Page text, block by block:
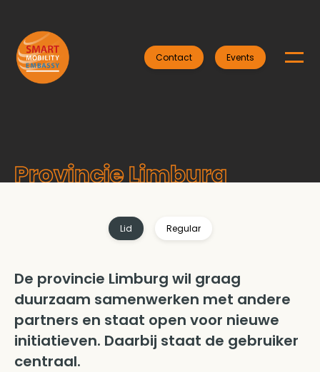
Contact Events
Provincie Limburg
Lid Regular
De provincie Limburg wil graag
duurzaam samenwerken met andere
partners en staat open voor nieuwe
initiatieven. Daarbij staat de gebruiker
centraal.